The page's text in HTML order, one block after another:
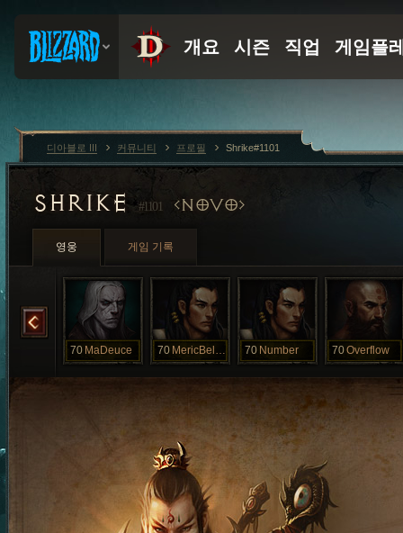
SHRIKE#1101 NOVO
영웅 게임 기록
70 MaDeuce 70 MericBelasco 70 Number 70Overflow
디아블로 III 커뮤니티 프로필 Shrike#1101